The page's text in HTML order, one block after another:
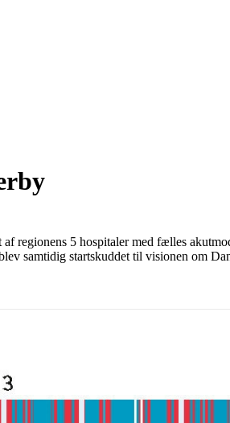
regionens 5 hospitaler med fælles
samtidig startskuddet til visionen om